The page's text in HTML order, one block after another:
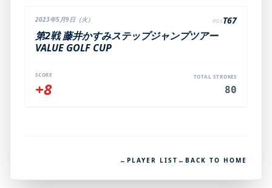
2023年5月9日（火） POST67
第2戦 藤井かすみステップジャンプツアー
VALUE GOLF CUP
SCORE
+8
TOTAL STROKES
80
← PLAYER LIST ← BACK TO HOME